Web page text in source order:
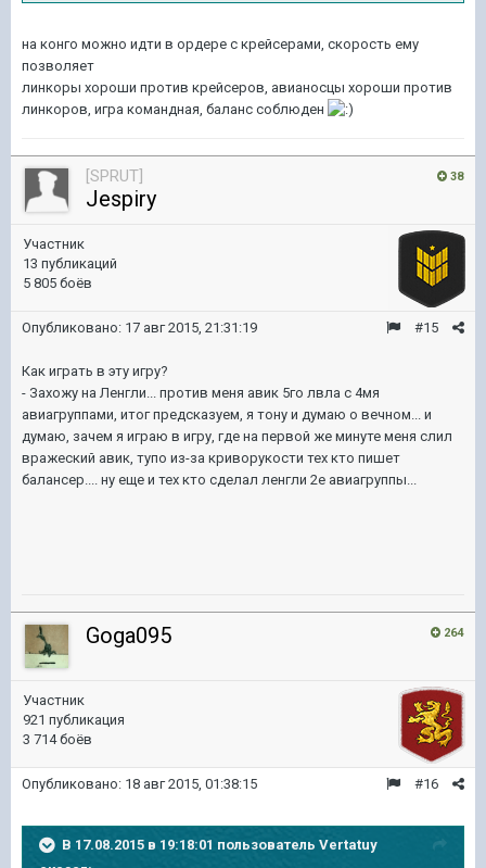
на конго можно идти в ордере с крейсерами, скорость ему
позволяет
линкоры хороши против крейсеров, авианосцы хороши против
линкоров, игра командная, баланс соблюден
38
[SPRUT]
Jespiry
Участник
13 публикаций
5 805 боёв
#15
Опубликовано: 17 авг 2015, 21:31:19
Как играть в эту игру?
- Захожу на Ленгли... против меня авик 5го лвла с 4мя
авиагруппами, итог предсказуем, я тону и думаю о вечном... и
думаю, зачем я играю в игру, где на первой же минуте меня слил
вражеский авик, тупо из-за криворукости тех кто пишет
балансер.... ну еще и тех кто сделал ленгли 2е авиагруппы...
264
Goga095
Участник
921 публикация
3 714 боёв
#16
Опубликовано: 18 авг 2015, 01:38:15
В 17.08.2015 в 19:18:01 пользователь Vertatuy